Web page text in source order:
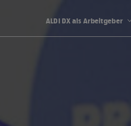
ALDI DX als Arbeitgeber